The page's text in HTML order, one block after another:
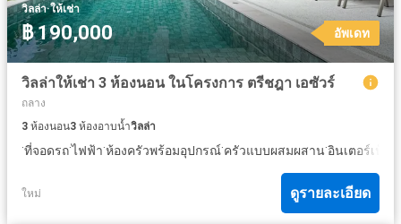
วิลล่า·ให้เช่า
฿ 190,000 อัพเดท
วิลล่าให้เช่า 3 ห้องนอน ในโครงการ ตรีชฎา เอซัวร์
ถลาง
3 ห้องนอน3 ห้องอาบน้ำวิลล่า
·ที่จอดรถ·ไฟฟ้า·ห้องครัวพร้อมอุปกรณ์·ครัวแบบผสมผสาน·อินเตอร์เน็ต
ใหม่ ดูรายละเอียด